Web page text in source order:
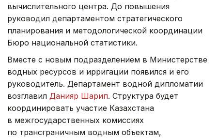
вычислительного центра. До повышения
руководил департаментом стратегического
планирования и методологической координации
Бюро национальной статистики.
Вместе с новым подразделением в Министерстве
водных ресурсов и ирригации появился и его
руководитель. Департамент водной дипломатии
возглавил Данияр Шарип. Структура будет
координировать участие Казахстана
в межгосударственных комиссиях
по трансграничным водным объектам,